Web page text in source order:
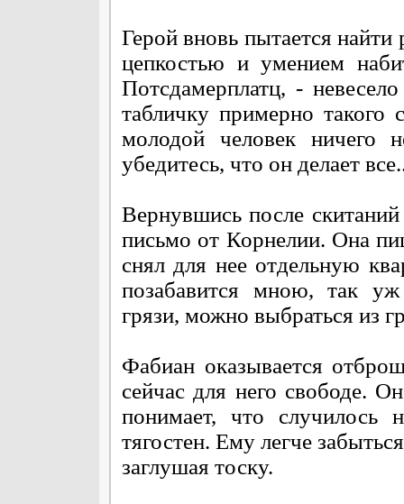
Герой вновь пытается
цепкостью и умением
Потсдамерплатц, -
табличку примерно
молодой человек ничего
убедитесь, что он делает
Вернувшись после
письмо от Корнелии. Она
снял для нее отдельную
позабавится мною, так
грязи, можно выбраться из
Фабиан оказывается
сейчас для него свободе.
понимает, что случилось
тягостен. Ему легче
заглушая тоску.